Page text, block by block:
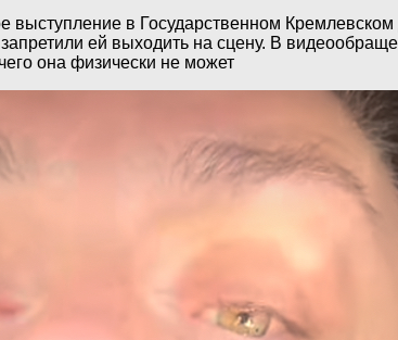
в Государственном
ей выходить на сцену. В
она физически не может